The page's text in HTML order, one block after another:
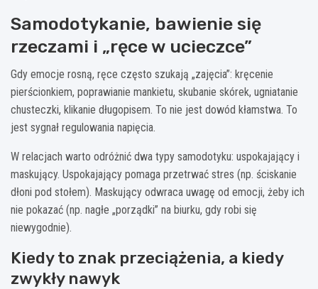
Samodotykanie, bawienie się
rzeczami i „ręce w ucieczce”
Gdy emocje rosną, ręce często szukają „zajęcia”: kręcenie
pierścionkiem, poprawianie mankietu, skubanie skórek, ugniatanie
chusteczki, klikanie długopisem. To nie jest dowód kłamstwa. To
jest sygnał regulowania napięcia.
W relacjach warto odróżnić dwa typy samodotyku: uspokajający i
maskujący. Uspokajający pomaga przetrwać stres (np. ściskanie
dłoni pod stołem). Maskujący odwraca uwagę od emocji, żeby ich
nie pokazać (np. nagłe „porządki” na biurku, gdy robi się
niewygodnie).
Kiedy to znak przeciążenia, a kiedy
zwykły nawyk